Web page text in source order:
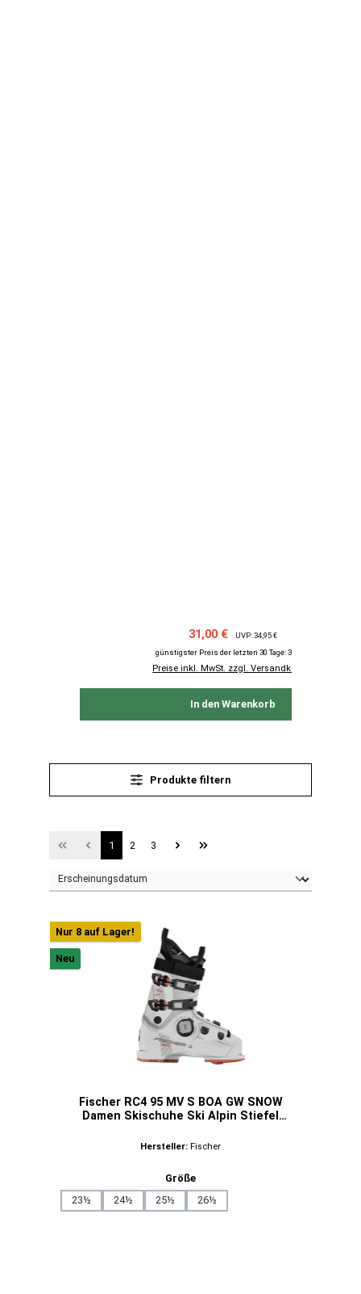
Verkaufspreis:
31,00 € Regulärer Preis:
UVP: 34,95 €
günstigster Preis der letzten 30 Tage: 34,95 €
Preise inkl. MwSt. zzgl. Versandkosten
In den Warenkorb
Produkte filtern
Seite
1 Seite
2 Seite
3
Nur 8 auf Lager!
Neu
Fischer RC4 95 MV S BOA GW SNOW
Damen Skischuhe Ski Alpin Stiefel
Hersteller: Fischer
Größeauswählen
23½
24½ 25½ 26½